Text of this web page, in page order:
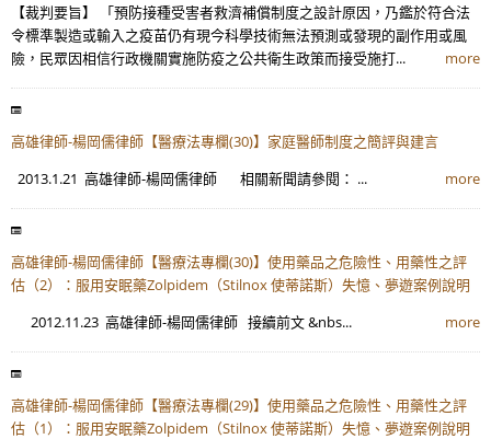
【裁判要旨】 「預防接種受害者救濟補償制度之設計原因，乃鑑於符合法
令標準製造或輸入之疫苗仍有現今科學技術無法預測或發現的副作用或風
險，民眾因相信行政機關實施防疫之公共衛生政策而接受施打...
more
高雄律師-楊岡儒律師【醫療法專欄(30)】家庭醫師制度之簡評與建言
2013.1.21 高雄律師-楊岡儒律師 相關新聞請參閱： ...
more
高雄律師-楊岡儒律師【醫療法專欄(30)】使用藥品之危險性、用藥性之評
估（2）：服用安眠藥Zolpidem（Stilnox 使蒂諾斯）失憶、夢遊案例說明
2012.11.23 高雄律師-楊岡儒律師 接續前文 &nbs...
more
高雄律師-楊岡儒律師【醫療法專欄(29)】使用藥品之危險性、用藥性之評
估（1）：服用安眠藥Zolpidem（Stilnox 使蒂諾斯）失憶、夢遊案例說明